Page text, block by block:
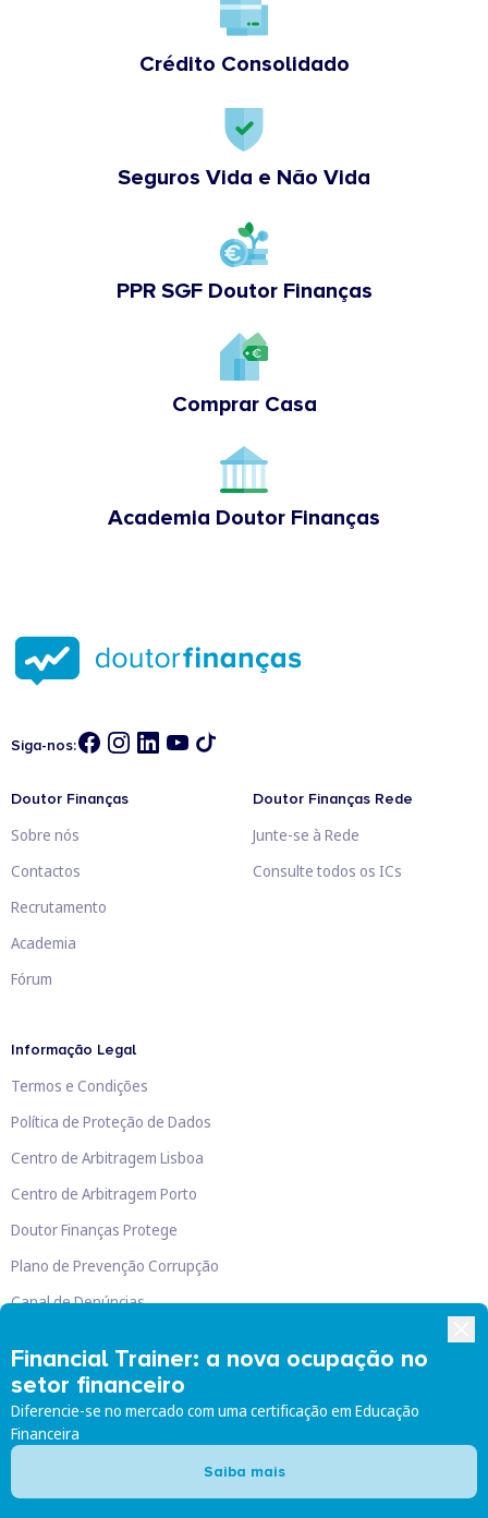
Crédito Consolidado
Seguros Vida e Não Vida
PPR SGF Doutor Finanças
Comprar Casa
Academia Doutor Finanças
Financial Trainer: a nova ocupação no
setor financeiro
Diferencie-se no mercado com uma certificação em Educação
Financeira
Saiba mais
Siga-nos:
Doutor Finanças
Sobre nós
Contactos
Recrutamento
Academia
Fórum
Doutor Finanças Rede
Junte-se à Rede
Consulte todos os ICs
Informação Legal
Termos e Condições
Política de Proteção de Dados
Centro de Arbitragem Lisboa
Centro de Arbitragem Porto
Doutor Finanças Protege
Plano de Prevenção Corrupção
Canal de Denúncias
Doutor Finanças, Lda